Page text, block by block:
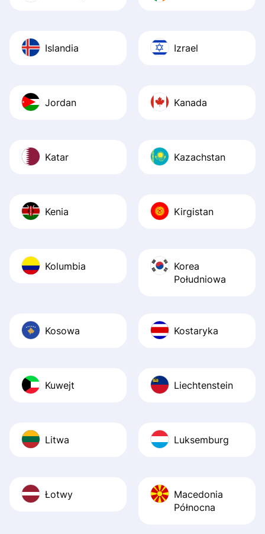
Islandia Izrael
Jordan Kanada
Katar Kazachstan
Kenia Kirgistan
Kolumbia
Korea
Południowa
Kosowa Kostaryka
Kuwejt Liechtenstein
Litwa Luksemburg
Łotwy
Macedonia
Północna